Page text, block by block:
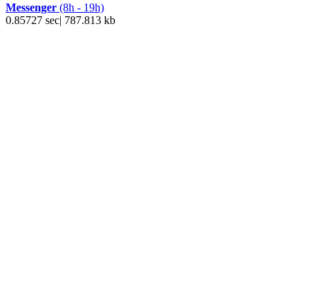
Messenger (8h - 19h)
0.85727 sec| 787.813 kb